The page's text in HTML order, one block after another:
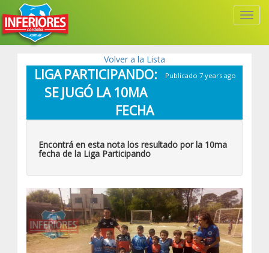
Volver a la Lista
Publicado 7 years ago
LIGA PARTICIPANDO:
SE JUGÓ LA 10MA
FECHA
Encontrá en esta nota los resultado por la 10ma
fecha de la Liga Participando